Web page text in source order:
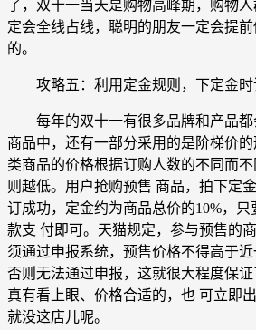
了，双十一当天是购物高峰期，购物
定会全线占线，聪明的朋友一定会提
的。
攻略五：利用定金规则，下定金时
每年的双十一有很多品牌和产品都
商品中，还有一部分采用的是阶梯价
类商品的价格根据订购人数的不同而
则越低。用户抢购预售 商品，拍下定
订成功，定金约为商品总价的10%，
款支 付即可。天猫规定，参与预售的
须通过申报系统，预售价格不得高于近
否则无法通过申报，这就很大程度保
真有看上眼、价格合适的，也 可立即
就没这店儿呢。